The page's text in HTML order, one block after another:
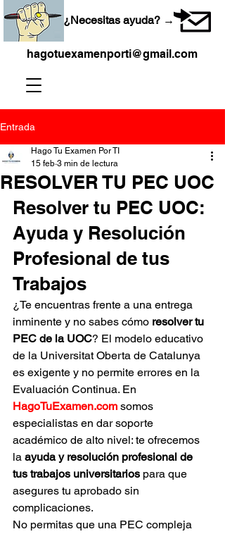
¿Necesitas ayuda? →
hagotuexamenporti@gmail.com
Entrada
RESOLVER TU PEC UOC
Hago Tu Examen Por TI
15 feb 3 min de lectura
Resolver tu PEC UOC:
Ayuda y Resolución
Profesional de tus
Trabajos
¿Te encuentras frente a una entrega
inminente y no sabes cómo resolver tu
PEC de la UOC? El modelo educativo
de la Universitat Oberta de Catalunya
es exigente y no permite errores en la
Evaluación Continua. En
HagoTuExamen.com somos
especialistas en dar soporte
académico de alto nivel: te ofrecemos
la ayuda y resolución profesional de
tus trabajos universitarios para que
asegures tu aprobado sin
complicaciones.
No permitas que una PEC compleja